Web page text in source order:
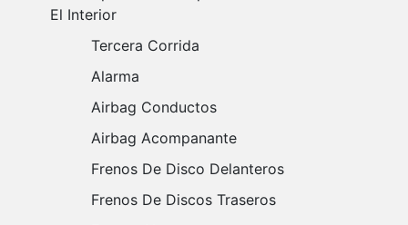
El Interior
Tercera Corrida
Alarma
Airbag Conductos
Airbag Acompanante
Frenos De Disco Delanteros
Frenos De Discos Traseros